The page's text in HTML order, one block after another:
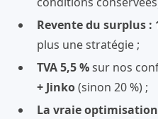
Revente du surplus :
plus une stratégie ;
TVA 5,5 %sur nos
+ Jinko(sinon 20 %) ;
La vraie